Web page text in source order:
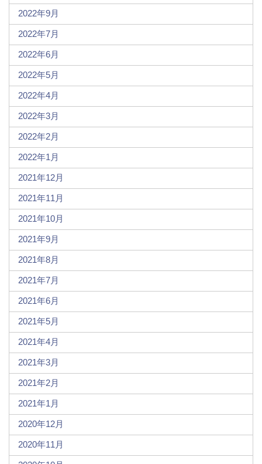
2022年9月
2022年7月
2022年6月
2022年5月
2022年4月
2022年3月
2022年2月
2022年1月
2021年12月
2021年11月
2021年10月
2021年9月
2021年8月
2021年7月
2021年6月
2021年5月
2021年4月
2021年3月
2021年2月
2021年1月
2020年12月
2020年11月